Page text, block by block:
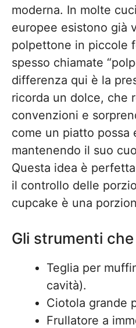
moderna. In molte
europee esistono già
polpettone in piccole
spesso chiamate
differenza qui è la
ricorda un dolce, che
convenzioni e
come un piatto possa
mantenendo il suo
Questa idea è
il controllo delle
cupcake è una
Gli strumenti
Teglia per
cavità).
Ciotola grande
Frullatore a